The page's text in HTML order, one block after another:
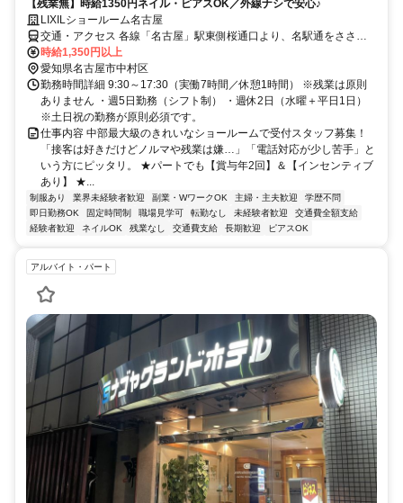
【残業無】時給1350円ネイル・ピアスOK／外線ナシで安心♪
LIXILショールーム名古屋
交通・アクセス 各線「名古屋」駅東側桜通口より、名駅通をささし
ま方面へ徒歩約15分
時給1,350円以上
愛知県名古屋市中村区
勤務時間詳細 9:30～17:30（実働7時間／休憩1時間） ※残業は原則
ありません ・週5日勤務（シフト制） ・週休2日（水曜＋平日1日）
※土日祝の勤務が原則必須です。
仕事内容 中部最大級のきれいなショールームで受付スタッフ募集！
「接客は好きだけどノルマや残業は嫌…」「電話対応が少し苦手」と
いう方にピッタリ。 ★パートでも【賞与年2回】＆【インセンティブ
あり】 ★...
制服あり 業界未経験者歓迎 副業・WワークOK 主婦・主夫歓迎
学歴不問
即日勤務OK
固定時間制 職場見学可 転勤なし 未経験者歓迎
交通費全額支給
経験者歓迎
ネイルOK 残業なし 交通費支給 長期歓迎 ピアスOK
アルバイト・パート